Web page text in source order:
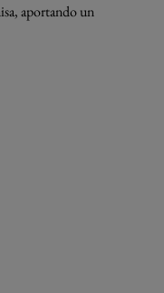
aportando un